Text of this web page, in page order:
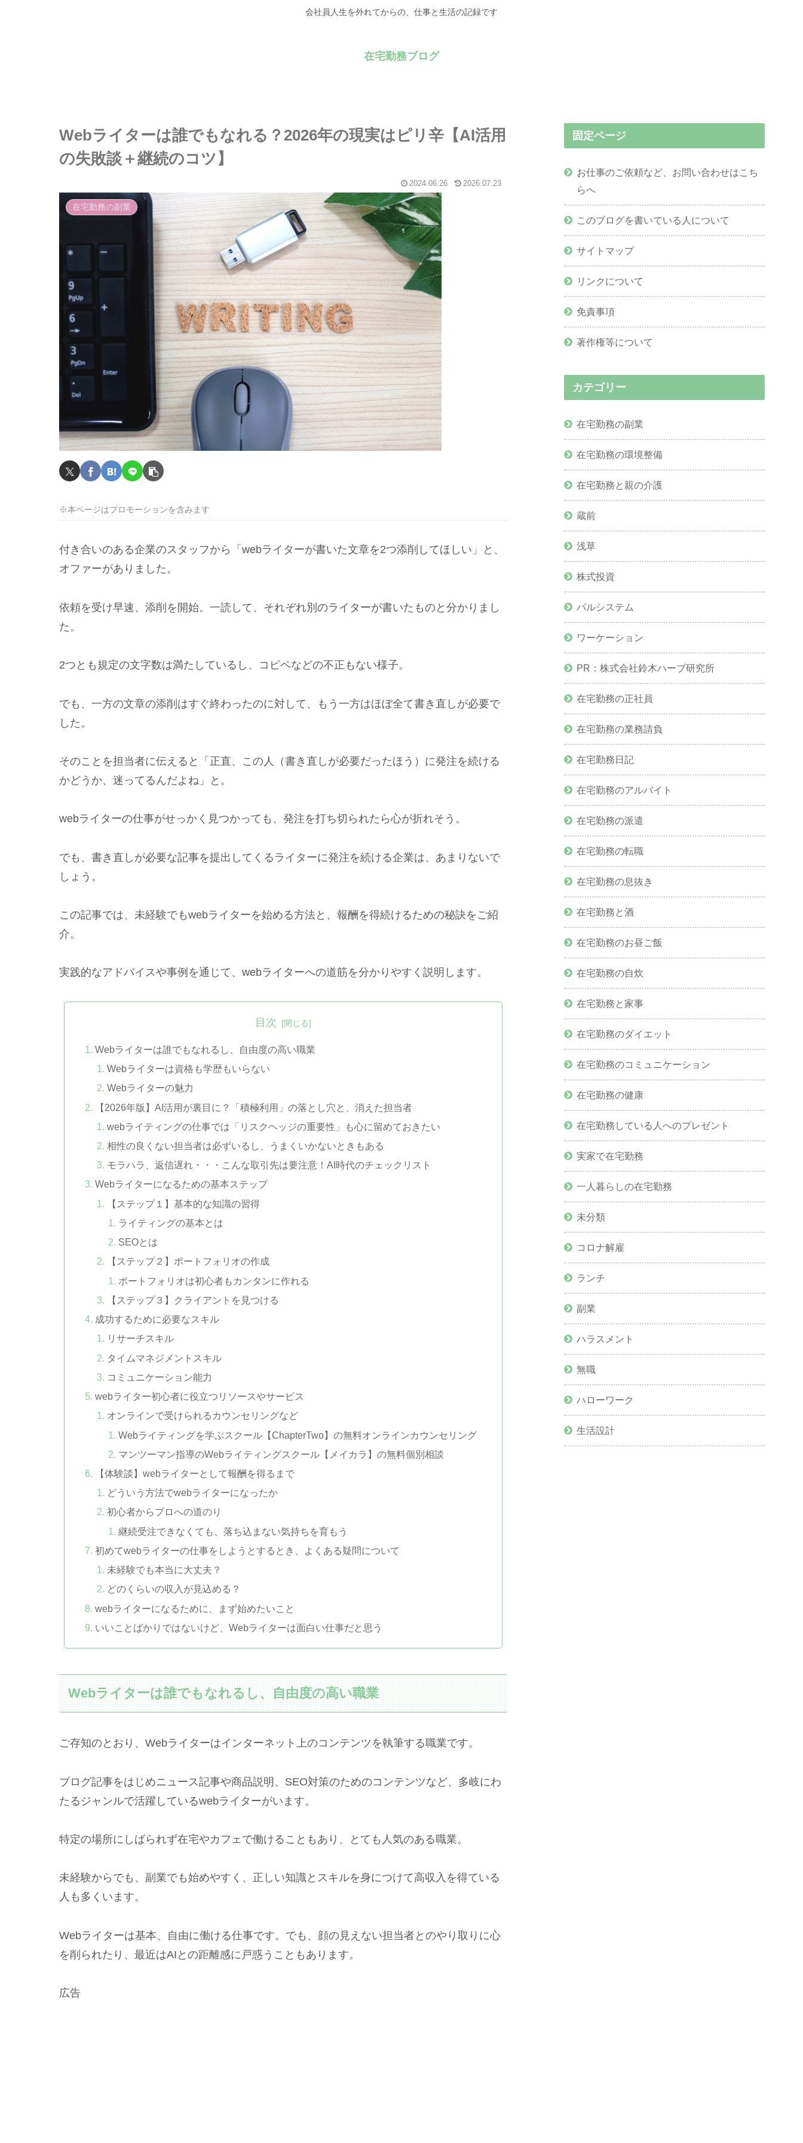
会社員人生を外れてからの、仕事と生活の記録です
在宅勤務ブログ
Webライターは誰でもなれる？2026年の現実はピリ辛【AI活用
の失敗談＋継続のコツ】
2024.06.26 2026.07.23
在宅勤務の副業
※本ページはプロモーションを含みます
付き合いのある企業のスタッフから「webライターが書いた文章を2つ添削してほしい」と、
オファーがありました。
依頼を受け早速、添削を開始。一読して、それぞれ別のライターが書いたものと分かりまし
た。
2つとも規定の文字数は満たしているし、コピペなどの不正もない様子。
でも、一方の文章の添削はすぐ終わったのに対して、もう一方はほぼ全て書き直しが必要で
した。
そのことを担当者に伝えると「正直、この人（書き直しが必要だったほう）に発注を続ける
かどうか、迷ってるんだよね」と。
webライターの仕事がせっかく見つかっても、発注を打ち切られたら心が折れそう。
でも、書き直しが必要な記事を提出してくるライターに発注を続ける企業は、あまりないで
しょう。
この記事では、未経験でもwebライターを始める方法と、報酬を得続けるための秘訣をご紹
介。
実践的なアドバイスや事例を通じて、webライターへの道筋を分かりやすく説明します。
目次
Webライターは誰でもなれるし、自由度の高い職業
Webライターは資格も学歴もいらない
Webライターの魅力
【2026年版】AI活用が裏目に？「積極利用」の落とし穴と、消えた担当者
webライティングの仕事では「リスクヘッジの重要性」も心に留めておきたい
相性の良くない担当者は必ずいるし、うまくいかないときもある
モラハラ、返信遅れ・・・こんな取引先は要注意！AI時代のチェックリスト
Webライターになるための基本ステップ
【ステップ１】基本的な知識の習得
ライティングの基本とは
SEOとは
【ステップ２】ポートフォリオの作成
ポートフォリオは初心者もカンタンに作れる
【ステップ３】クライアントを見つける
成功するために必要なスキル
リサーチスキル
タイムマネジメントスキル
コミュニケーション能力
webライター初心者に役立つリソースやサービス
オンラインで受けられるカウンセリングなど
Webライティングを学ぶスクール【ChapterTwo】の無料オンラインカウンセリング
マンツーマン指導のWebライティングスクール【メイカラ】の無料個別相談
【体験談】webライターとして報酬を得るまで
どういう方法でwebライターになったか
初心者からプロへの道のり
継続受注できなくても、落ち込まない気持ちを育もう
初めてwebライターの仕事をしようとするとき、よくある疑問について
未経験でも本当に大丈夫？
どのくらいの収入が見込める？
webライターになるために、まず始めたいこと
いいことばかりではないけど、Webライターは面白い仕事だと思う
Webライターは誰でもなれるし、自由度の高い職業
ご存知のとおり、Webライターはインターネット上のコンテンツを執筆する職業です。
ブログ記事をはじめニュース記事や商品説明、SEO対策のためのコンテンツなど、多岐にわ
たるジャンルで活躍しているwebライターがいます。
特定の場所にしばられず在宅やカフェで働けることもあり、とても人気のある職業。
未経験からでも、副業でも始めやすく、正しい知識とスキルを身につけて高収入を得ている
人も多くいます。
Webライターは基本、自由に働ける仕事です。でも、顔の見えない担当者とのやり取りに心
を削られたり、最近はAIとの距離感に戸惑うこともあります。
広告
固定ページ
お仕事のご依頼など、お問い合わせはこち
らへ
このブログを書いている人について
サイトマップ
リンクについて
免責事項
著作権等について
カテゴリー
在宅勤務の副業
在宅勤務の環境整備
在宅勤務と親の介護
蔵前
浅草
株式投資
パルシステム
ワーケーション
PR：株式会社鈴木ハーブ研究所
在宅勤務の正社員
在宅勤務の業務請負
在宅勤務日記
在宅勤務のアルバイト
在宅勤務の派遣
在宅勤務の転職
在宅勤務の息抜き
在宅勤務と酒
在宅勤務のお昼ご飯
在宅勤務の自炊
在宅勤務と家事
在宅勤務のダイエット
在宅勤務のコミュニケーション
在宅勤務の健康
在宅勤務している人へのプレゼント
実家で在宅勤務
一人暮らしの在宅勤務
未分類
コロナ解雇
ランチ
副業
ハラスメント
無職
ハローワーク
生活設計